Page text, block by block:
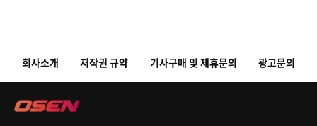
회사소개 저작권 규약 기사구매 및 제휴문의 광고문의